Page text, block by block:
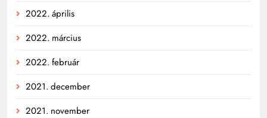
2022. április
2022. március
2022. február
2021. december
2021. november